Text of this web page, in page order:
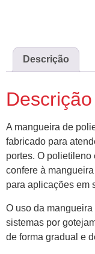
Descrição
Descrição
A mangueira de
fabricado para
portes. O polietileno
confere à
para aplicações em
O uso da
sistemas por
de forma gradual e